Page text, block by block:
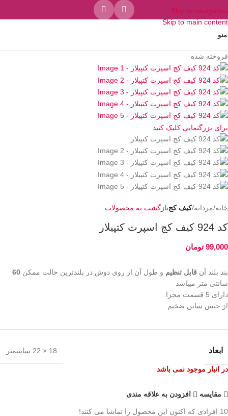
Skip to navigation
Skip to main content
منو
فروخته شده
برای بزرگنمایی کلیک کنید
خانه مردانه کیف کجبازگشت به محصولات
کد 924 کیف کج اسپرت کتپیلار
99,000 تومان
بند بلند آن قابل تنظیم و طول آن از روی دوش در بلندترین حالت ممکن 60
سانتی متر میباشد
دارای 5 قسمت مجزا
از جنس ساتن ضخیم
ابعاد 18 × 22 سانتیمتر
در انبار موجود نمی باشد
مقايسه افزودن به علاقه مندی
10 افرادی که اکنون این محصول را تماشا می کنند!